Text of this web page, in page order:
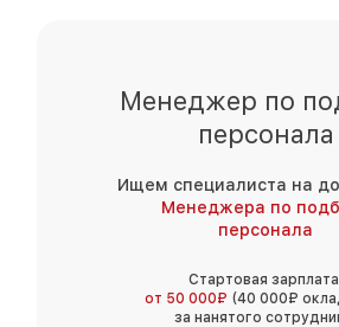
Менеджер по
персонала
Ищем специалиста на
Менеджера по
персонала
Стартовая
от 50 000₽ (40 000₽
за нанятого